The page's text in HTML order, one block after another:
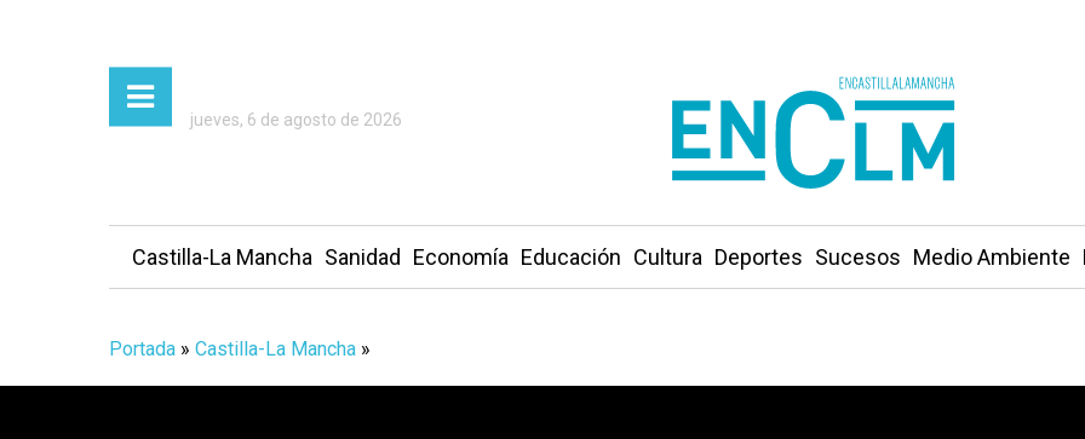
jueves, 6 de agosto de 2026
Castilla-La Mancha Sanidad Economía Educación Cultura Deportes Sucesos Medio Ambiente
Portada » Castilla-La Mancha »